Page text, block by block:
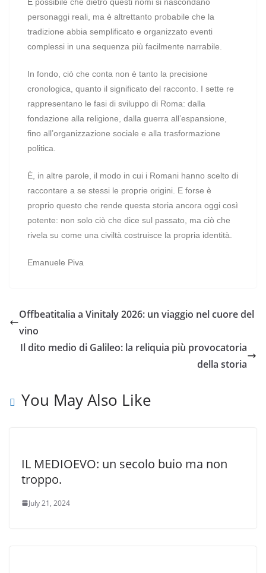
personaggi reali, ma è altrettanto probabile che la
tradizione abbia semplificato e organizzato eventi
complessi in una sequenza più facilmente narrabile.
In fondo, ciò che conta non è tanto la precisione
cronologica, quanto il significato del racconto. I sette re
rappresentano le fasi di sviluppo di Roma: dalla
fondazione alla religione, dalla guerra all’espansione,
fino all’organizzazione sociale e alla trasformazione
politica.
È, in altre parole, il modo in cui i Romani hanno scelto di
raccontare a se stessi le proprie origini. E forse è
proprio questo che rende questa storia ancora oggi così
potente: non solo ciò che dice sul passato, ma ciò che
rivela su come una civiltà costruisce la propria identità.
Emanuele Piva
Offbeatitalia a Vinitaly 2026: un viaggio nel cuore del
vino
Il dito medio di Galileo: la reliquia più provocatoria
della storia
You May Also Like
IL MEDIOEVO: un secolo buio ma non
troppo.
July 21, 2024